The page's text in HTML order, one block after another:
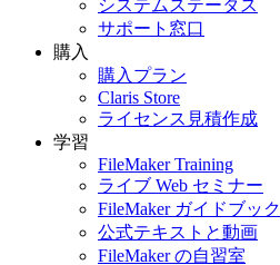
システムステータス
サポート窓口
購入
購入プラン
Claris Store
ライセンス見積作成
学習
FileMaker Training
ライブ Web セミナー
FileMaker ガイドブック
公式テキストと動画
FileMaker の自習室